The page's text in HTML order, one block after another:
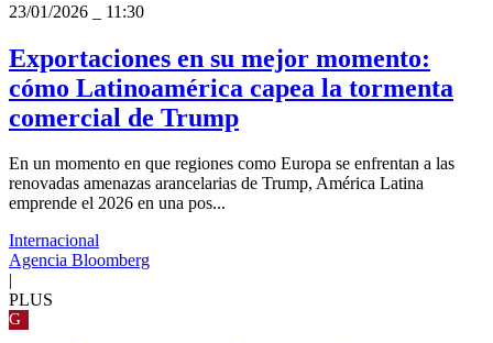
23/01/2026
11:30
Exportaciones en su mejor momento:
cómo Latinoamérica capea la tormenta
comercial de Trump
En un momento en que regiones como Europa se enfrentan a las
renovadas amenazas arancelarias de Trump, América Latina
emprende el 2026 en una pos...
Internacional
Agencia Bloomberg
PLUS
G